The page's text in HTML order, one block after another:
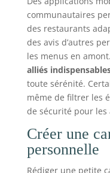
communautaires
des restaurants
des avis d’autres
les menus en
alliés
toute sérénité.
même de filtrer les
de sécurité pour
Créer une
personnelle
Rédiger une petite